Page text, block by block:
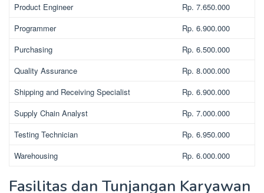
Product Engineer
Rp. 7.650.000
Programmer
Rp. 6.900.000
Purchasing
Rp. 6.500.000
Quality Assurance
Rp. 8.000.000
Shipping and Receiving Specialist
Rp. 6.900.000
Supply Chain Analyst
Rp. 7.000.000
Testing Technician
Rp. 6.950.000
Warehousing
Rp. 6.000.000
Fasilitas dan Tunjangan Karyawan